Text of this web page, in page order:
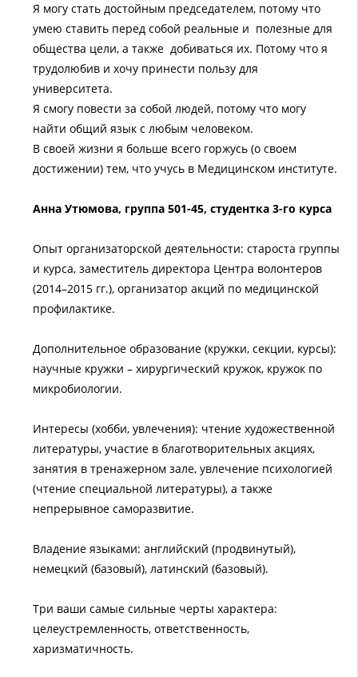
Я могу стать достойным председателем, потому что
умею ставить перед собой реальные и полезные для
общества цели, а также добиваться их. Потому что я
трудолюбив и хочу принести пользу для
университета.
Я смогу повести за собой людей, потому что могу
найти общий язык с любым человеком.
В своей жизни я больше всего горжусь (о своем
достижении) тем, что учусь в Медицинском институте.
Анна Утюмова, группа 501-45, студентка 3-го курса
Опыт организаторской деятельности: староста группы
и курса, заместитель директора Центра волонтеров
(2014–2015 гг.), организатор акций по медицинской
профилактике.
Дополнительное образование (кружки, секции, курсы):
научные кружки – хирургический кружок, кружок по
микробиологии.
Интересы (хобби, увлечения): чтение художественной
литературы, участие в благотворительных акциях,
занятия в тренажерном зале, увлечение психологией
(чтение специальной литературы), а также
непрерывное саморазвитие.
Владение языками: английский (продвинутый),
немецкий (базовый), латинский (базовый).
Три ваши самые сильные черты характера:
целеустремленность, ответственность,
харизматичность.